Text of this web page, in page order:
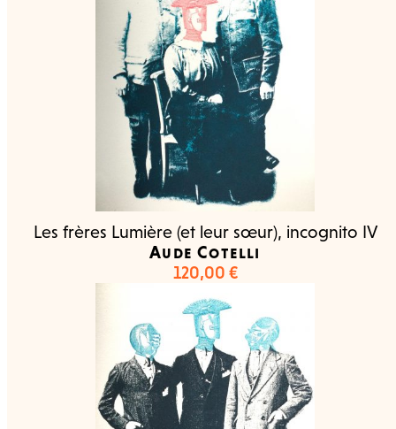
Les frères Lumière (et leur sœur), incognito IV
Aude Cotelli
120,00 €